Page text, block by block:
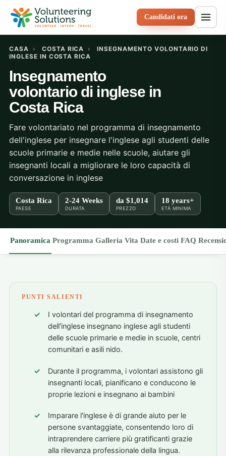
Candidati ora
CASA › COSTA RICA ›
INSEGNAMENTO VOLONTARIO DI
INGLESE IN COSTA RICA
Insegnamento
volontario di inglese in
Costa Rica
Fare volontariato nel programma di insegnamento
dell'inglese per insegnare l'inglese agli studenti delle
scuole primarie e medie nelle scuole, aiutare gli
insegnanti locali a migliorare le loro capacità di
conversazione in inglese
Costa Rica
PAESE
2-24 Weeks
DURATA
da $1,014
PREZZO
18 years+
ETÀ MINIMA
Panoramica Programma Galleria Vita Date e costi FAQ
PUNTI SALIENTI
I volontari del programma di insegnamento
dell'inglese insegnano inglese agli studenti
delle scuole primarie e medie in scuole, centri
comunitari e asili nido.
Durante il programma, i volontari assistono gli
insegnanti locali, pianificano e conducono le
proprie lezioni e insegnano ai bambini
Imparare l'inglese è di grande aiuto per le
persone svantaggiate, consentendo loro di
intraprendere carriere più gratificanti grazie
alla rilevanza professionale della lingua.